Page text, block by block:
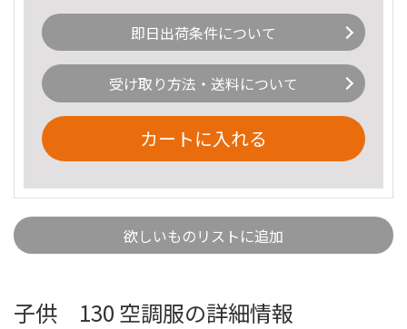
即日出荷条件について
受け取り方法・送料について
カートに入れる
欲しいものリストに追加
子供 130 空調服の詳細情報